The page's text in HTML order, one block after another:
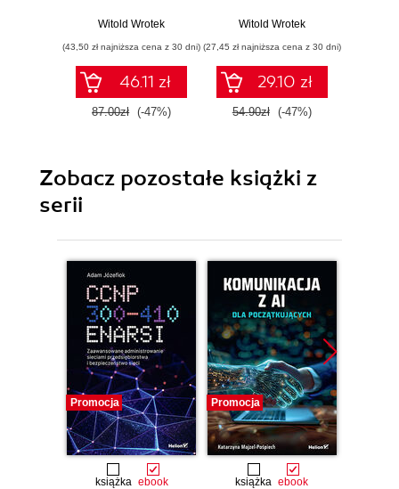
konstruktora
Witold Wrotek
(43,50 zł najniższa cena z 30 dni)
46.11 zł
87.00zł (-47%)
zaawansowanych
Witold Wrotek
(27,45 zł najniższa cena z 30 dni)
29.10 zł
54.90zł (-47%)
Zobacz pozostałe książki z
serii
Promocja
książka ebook
Promocja
książka ebook